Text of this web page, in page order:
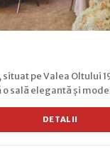
situat pe Valea Oltului
sală elegantă și
DETALII